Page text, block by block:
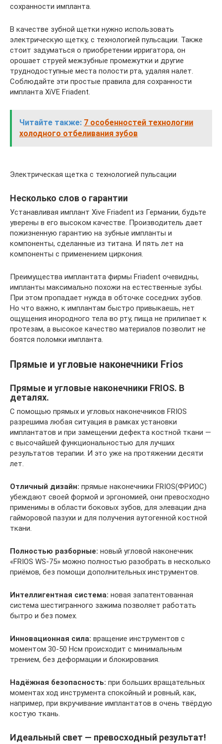
сохранности импланта.
В качестве зубной щетки нужно использовать
электрическую щетку, с технологией пульсации. Также
стоит задуматься о приобретении ирригатора, он
орошает струей межзубные промежутки и другие
труднодоступные места полости рта, удаляя налет.
Соблюдайте эти простые правила для сохранности
импланта XiVE Friadent.
Читайте также: 7 особенностей технологии
холодного отбеливания зубов
Электрическая щетка с технологией пульсации
Несколько слов о гарантии
Устанавливая имплант Xive Friadent из Германии, будьте
уверены в его высоком качестве. Производитель дает
пожизненную гарантию на зубные импланты и
компоненты, сделанные из титана. И пять лет на
компоненты с применением циркония.
Преимущества имплантата фирмы Friadent очевидны,
импланты максимально похожи на естественные зубы.
При этом пропадает нужда в обточке соседних зубов.
Но что важно, к имплантам быстро привыкаешь, нет
ощущения инородного тела во рту, пища не прилипает к
протезам, а высокое качество материалов позволит не
боятся поломки импланта.
Прямые и угловые наконечники Frios
Прямые и угловые наконечники FRIOS. В
деталях.
C помощью прямых и угловых наконечников FRIOS
разрешима любая ситуация в рамках установки
имплантатов и при замещении дефекта костной ткани —
с высочайшей функциональностью для лучших
результатов терапии. И это уже на протяжении десяти
лет.
Отличный дизайн: прямые наконечники FRIOS(ФРИОС)
убеждают своей формой и эргономией, они превосходно
применимы в области боковых зубов, для элевации дна
гайморовой пазухи и для получения аутогенной костной
ткани.
Полностью разборные: новый угловой наконечник
«FRIOS WS-75» можно полностью разобрать в несколько
приёмов, без помощи дополнительных инструментов.
Интеллигентная система: новая запатентованная
система шестигранного зажима позволяет работать
бытро и без помех.
Инновационная сила: вращение инструментов с
моментом 30-50 Нсм происходит с минимальным
трением, без деформации и блокирования.
Надёжная безопасность: при больших вращательных
моментах ход инструмента спокойный и ровный, как,
например, при вкручивание имплантатов в очень твёрдую
костую ткань.
Идеальный свет — превосходный результат!